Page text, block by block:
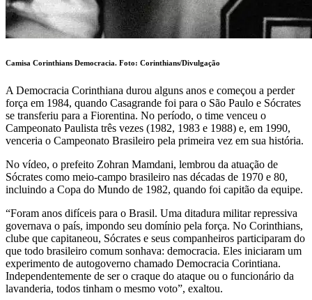
Camisa Corinthians Democracia. Foto: Corinthians/Divulgação
A Democracia Corinthiana durou alguns anos e começou a perder
força em 1984, quando Casagrande foi para o São Paulo e Sócrates
se transferiu para a Fiorentina. No período, o time venceu o
Campeonato Paulista três vezes (1982, 1983 e 1988) e, em 1990,
venceria o Campeonato Brasileiro pela primeira vez em sua história.
No vídeo, o prefeito Zohran Mamdani, lembrou da atuação de
Sócrates como meio-campo brasileiro nas décadas de 1970 e 80,
incluindo a Copa do Mundo de 1982, quando foi capitão da equipe.
“Foram anos difíceis para o Brasil. Uma ditadura militar repressiva
governava o país, impondo seu domínio pela força. No Corinthians,
clube que capitaneou, Sócrates e seus companheiros participaram do
que todo brasileiro comum sonhava: democracia. Eles iniciaram um
experimento de autogoverno chamado Democracia Corintiana.
Independentemente de ser o craque do ataque ou o funcionário da
lavanderia, todos tinham o mesmo voto”, exaltou.